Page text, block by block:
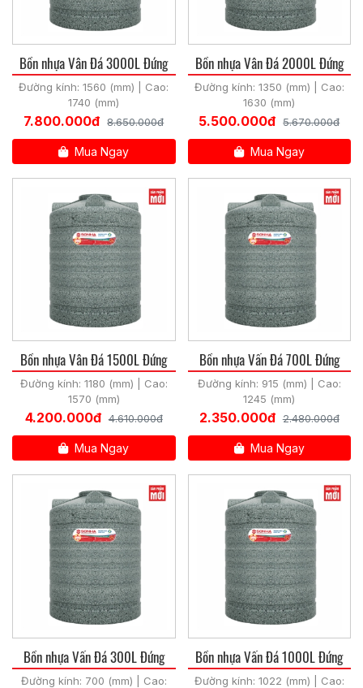
Bồn nhựa Vân Đá 3000L Đứng
Đường kính: 1560 (mm) | Cao:
1740 (mm)
7.800.000đ 8.650.000đ
Mua Ngay
Bồn nhựa Vân Đá 2000L Đứng
Đường kính: 1350 (mm) | Cao:
1630 (mm)
5.500.000đ 5.670.000đ
Mua Ngay
Bồn nhựa Vân Đá 1500L Đứng
Đường kính: 1180 (mm) | Cao:
1570 (mm)
4.200.000đ 4.610.000đ
Mua Ngay
Bồn nhựa Vấn Đá 700L Đứng
Đường kính: 915 (mm) | Cao:
1245 (mm)
2.350.000đ 2.480.000đ
Mua Ngay
Bồn nhựa Vấn Đá 300L Đứng
Đường kính: 700 (mm) | Cao:
Bồn nhựa Vấn Đá 1000L Đứng
Đường kính: 1022 (mm) | Cao: